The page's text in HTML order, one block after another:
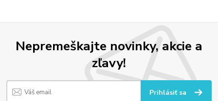
Nepremeškajte novinky, akcie a
zľavy!
Prihlásiť sa